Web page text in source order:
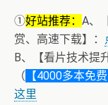
①好站推荐： A、
赏、高速下载】：
B、【看片技术提
（ 【4000多本免
这里